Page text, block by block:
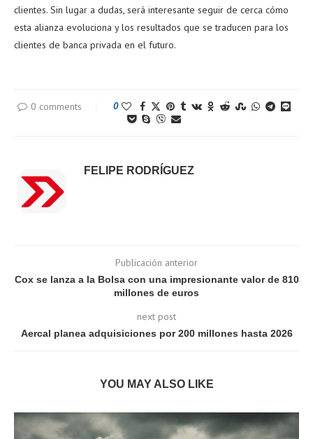
clientes. Sin lugar a dudas, será interesante seguir de cerca cómo
esta alianza evoluciona y los resultados que se traducen para los
clientes de banca privada en el futuro.
0 comments 0
FELIPE RODRÍGUEZ
Publicación anterior
Cox se lanza a la Bolsa con una impresionante valor de 810
millones de euros
next post
Aercal planea adquisiciones por 200 millones hasta 2026
YOU MAY ALSO LIKE